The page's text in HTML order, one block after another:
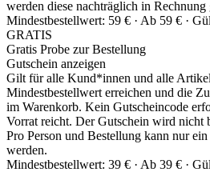
werden diese nachträglich in Rechnung
Mindestbestellwert: 59 € · Ab 59 € ·
GRATIS
Gratis Probe zur Bestellung
Gutschein anzeigen
Gilt für alle Kund*innen und alle
Mindestbestellwert erreichen und die
im Warenkorb. Kein Gutscheincode
Vorrat reicht. Der Gutschein wird nicht
Pro Person und Bestellung kann nur
werden.
Mindestbestellwert: 39 € · Ab 39 € ·